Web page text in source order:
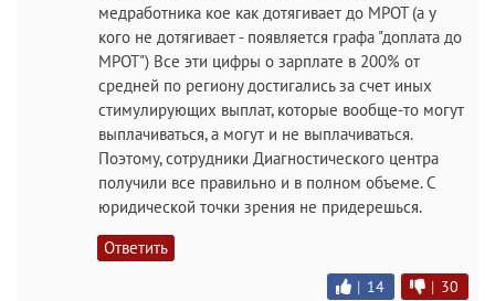
медработника кое как дотягивает до МРОТ (а у
кого не дотягивает - появляется графа "доплата до
МРОТ") Все эти цифры о зарплате в 200% от
средней по региону достигались за счет иных
стимулирующих выплат, которые вообще-то могут
выплачиваться, а могут и не выплачиваться.
Поэтому, сотрудники Диагностического центра
получили все правильно и в полном объеме. С
юридической точки зрения не придерешься.
Ответить
| 14 | 30